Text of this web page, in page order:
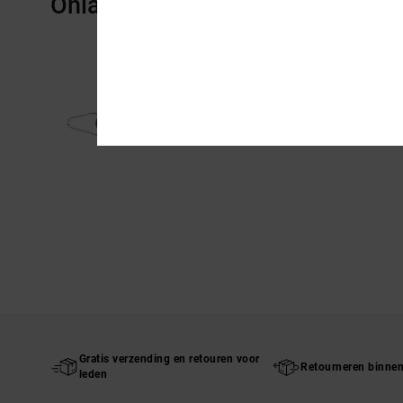
Gratis verzending en retouren voor
leden
Retourneren